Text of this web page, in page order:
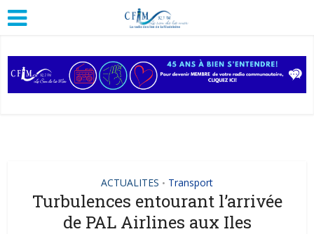
ACTUALITES • Transport
Turbulences entourant l’arrivée
de PAL Airlines aux Iles